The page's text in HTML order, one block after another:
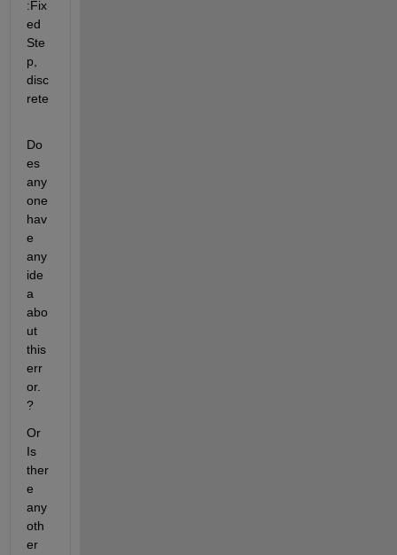
:Fix
ed
Ste
p,
disc
rete
Do
es
any
one
hav
e
any
ide
a
abo
ut
this
err
or.
?
Or
Is
ther
e
any
oth
er